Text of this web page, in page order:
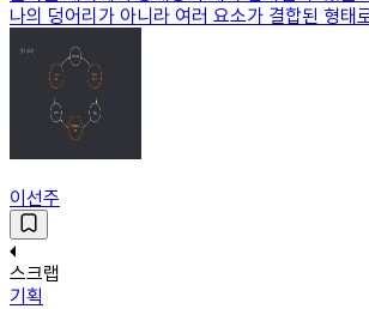
나의 덩어리가 아니라 여러 요소가 결합된 형태
이선주
스크랩
기획